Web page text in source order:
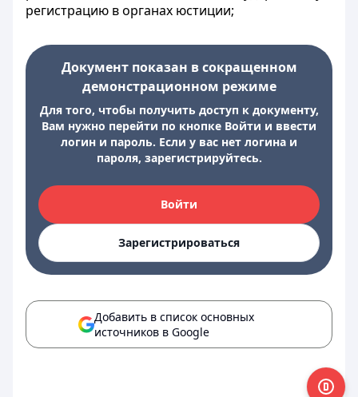
регистрацию в органах юстиции;
Документ показан в сокращенном
демонстрационном режиме
Для того, чтобы получить доступ к документу,
Вам нужно перейти по кнопке Войти и ввести
логин и пароль. Если у вас нет логина и
пароля, зарегистрируйтесь.
Войти
Зарегистрироваться
Добавить в список основных
источников в Google